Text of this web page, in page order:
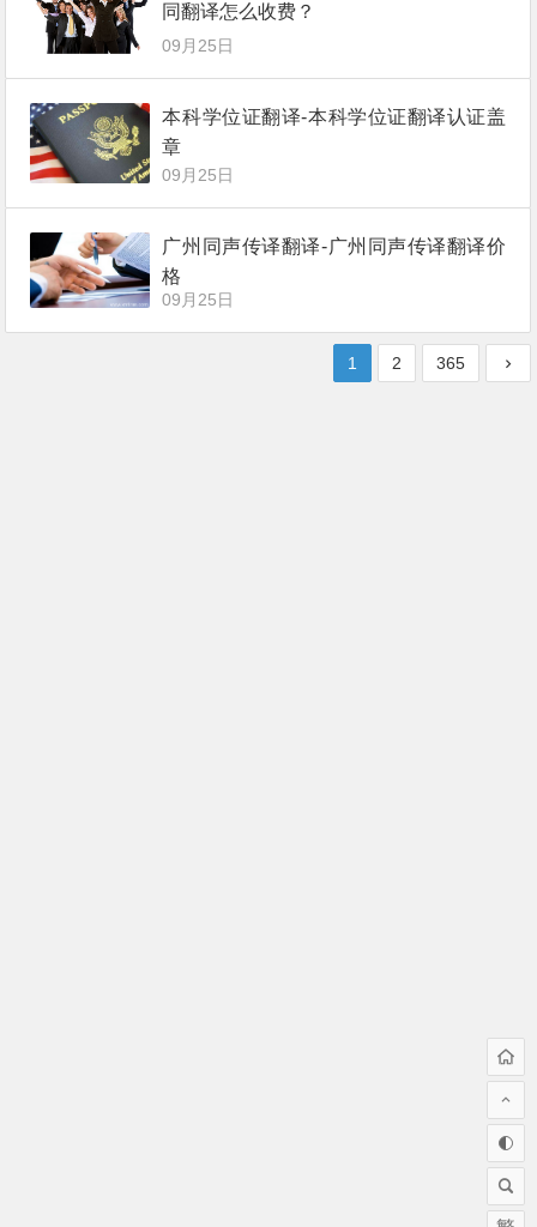
同翻译怎么收费？
09月25日
本科学位证翻译-本科学位证翻译认证盖
章
09月25日
广州同声传译翻译-广州同声传译翻译价
格
09月25日
1 2 365